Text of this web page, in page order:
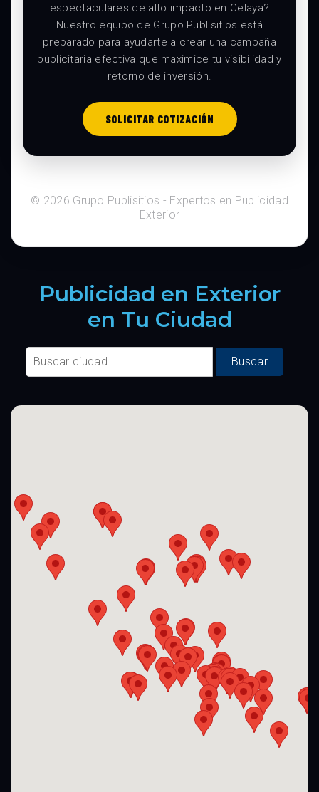
espectaculares de alto impacto en Celaya?
Nuestro equipo de Grupo Publisitios está
preparado para ayudarte a crear una campaña
publicitaria efectiva que maximice tu visibilidad y
retorno de inversión.
SOLICITAR COTIZACIÓN
© 2026 Grupo Publisitios - Expertos en Publicidad
Exterior
Publicidad en Exterior
en Tu Ciudad
Buscar